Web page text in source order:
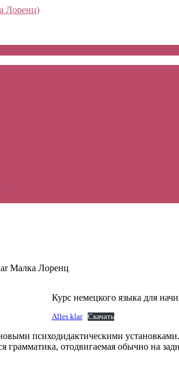
Лоренц)
Малка Лоренц
Курс немецкого языка для
Alles klar Скачать
психодидактическими
грамматика, отодвигаемая обычно на